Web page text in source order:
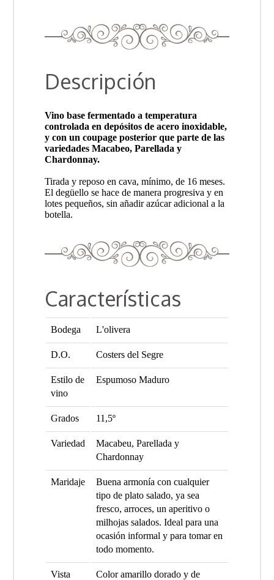
Descripción
Vino base fermentado a temperatura
controlada en depósitos de acero inoxidable,
y con un coupage posterior que parte de las
variedades Macabeo, Parellada y
Chardonnay.
Tirada y reposo en cava, mínimo, de 16 meses.
El degüello se hace de manera progresiva y en
lotes pequeños, sin añadir azúcar adicional a la
botella.
Características
Bodega L'olivera
D.O. Costers del Segre
Estilo de
vino
Espumoso Maduro
Grados 11,5º
Variedad
Macabeu, Parellada y
Chardonnay
Maridaje
Buena armonía con cualquier
tipo de plato salado, ya sea
fresco, arroces, un aperitivo o
milhojas salados. Ideal para una
ocasión informal y para tomar en
todo momento.
Vista
Color amarillo dorado y de